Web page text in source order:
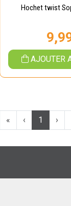
Hochet twist
AJOUTER
« ‹ 1 ›